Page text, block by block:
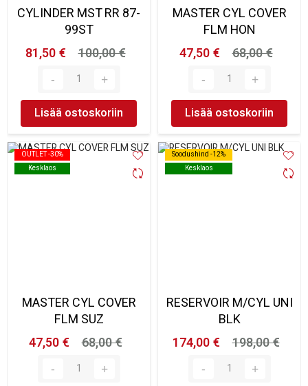
CYLINDER MST RR 87-
99ST
81,50 €
100,00 €
Lisää ostoskoriin
MASTER CYL COVER
FLM HON
47,50 €
68,00 €
Lisää ostoskoriin
OUTLET -30%
Kesklaos
OUTLET -30%
Kesklaos
MASTER CYL COVER
FLM SUZ
47,50 €
68,00 €
Soodushind -12%
Kesklaos
Soodushind -12%
Kesklaos
RESERVOIR M/CYL UNI
BLK
174,00 €
198,00 €